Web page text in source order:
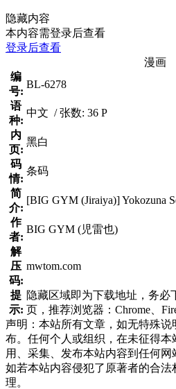
隐藏内容
本内容需登录后查看
登录后查看
漫画
编
号:
BL-6278
语
种:
中文 / 张数: 36 P
内
页:
黑白
码
情:
条码
简
介:
[BIG GYM (Jiraiya)] Yokozuna
作
者:
BIG GYM (児雷也)
解
压
码:
mwtom.com
提
示:
隐藏区域即为下载地址，务必
页，推荐浏览器：Chrome、
声明：本站所有文章，如无特殊
布。任何个人或组织，在未征得
用、采集、发布本站内容到任何网
如若本站内容侵犯了原著者的合
理。